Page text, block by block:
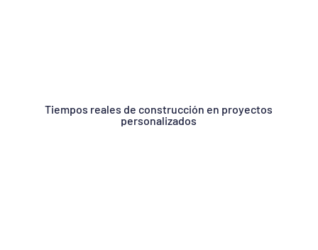
Tiempos reales de construcción en proyectos
personalizados